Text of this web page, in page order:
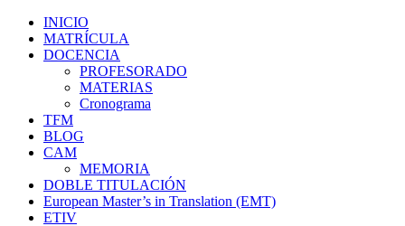
INICIO
MATRÍCULA
DOCENCIA
PROFESORADO
MATERIAS
Cronograma
TFM
BLOG
CAM
MEMORIA
DOBLE TITULACIÓN
European Master’s in Translation (EMT)
ETIV